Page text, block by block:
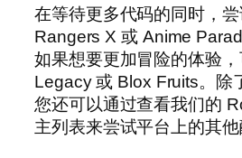
在等待更多代码的同时，
Rangers X 或 Anime
如果想要更加冒险的体验
Legacy 或 Blox Fruits。除
您还可以通过查看我们的
主列表来尝试平台上的其他